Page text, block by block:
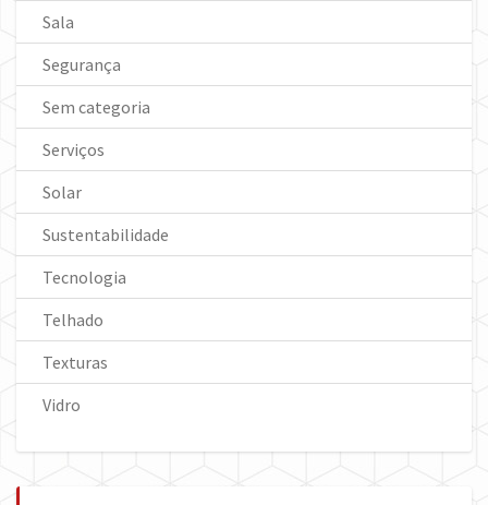
Sala
Segurança
Sem categoria
Serviços
Solar
Sustentabilidade
Tecnologia
Telhado
Texturas
Vidro